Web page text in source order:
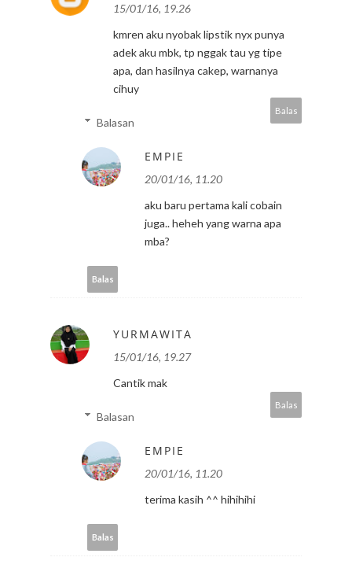
15/01/16, 19.26
kmren aku nyobak lipstik nyx punya
adek aku mbk, tp nggak tau yg tipe
apa, dan hasilnya cakep, warnanya
cihuy
Balas
Balasan
EMPIE
20/01/16, 11.20
aku baru pertama kali cobain
juga.. heheh yang warna apa
mba?
Balas
YURMAWITA
15/01/16, 19.27
Cantik mak
Balas
Balasan
EMPIE
20/01/16, 11.20
terima kasih ^^ hihihihi
Balas